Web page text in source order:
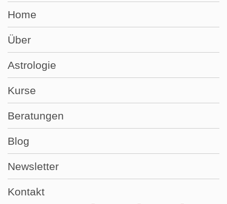
Home
Über
Astrologie
Kurse
Beratungen
Blog
Newsletter
Kontakt